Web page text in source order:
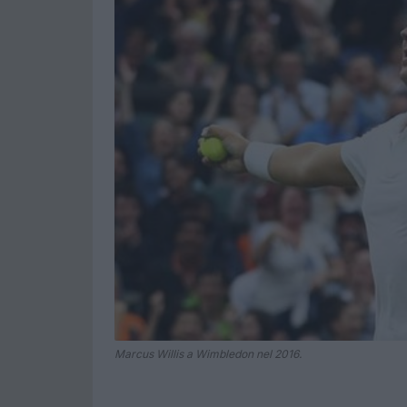
Marcus Willis a Wimbledon nel 2016.